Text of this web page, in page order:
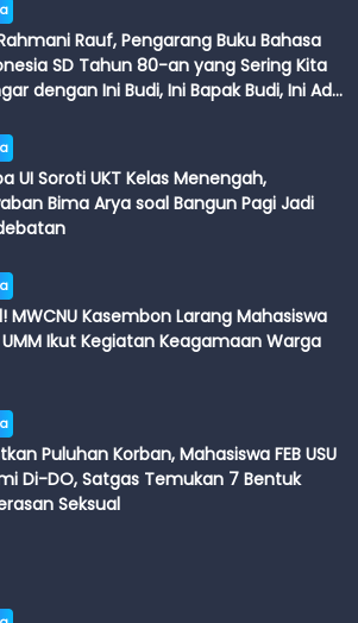
Rauf, Pengarang Buku Bahasa
SD Tahun 80-an yang Sering Kita
dengan Ini Budi, Ini Bapak Budi, Ini Adik
UI Soroti UKT Kelas Menengah,
Bima Arya soal Bangun Pagi Jadi
MWCNU Kasembon Larang Mahasiswa
UMM Ikut Kegiatan Keagamaan Warga
Puluhan Korban, Mahasiswa FEB USU
Di-DO, Satgas Temukan 7 Bentuk
Seksual